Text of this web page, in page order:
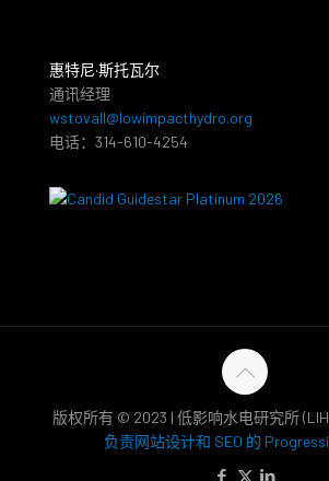
惠特尼·斯托瓦尔
通讯经理
wstovall@lowimpacthydro.org
电话：314-610-4254
版权所有 © 2023 | 低影响水电研究所
负责网站设计和 SEO 的